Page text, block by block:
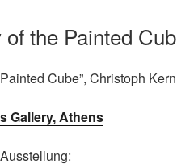
the Painted
Cube”, Christoph
Gallery, Athens